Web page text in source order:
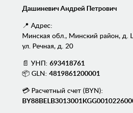
Дашиневич Андрей Петрович
📍 Адрес:
Минская обл., Минский район, д.
ул. Речная, д. 20
📄 УНП: 693418761
📦 GLN: 4819861200001
💳 Расчетный счет (BYN):